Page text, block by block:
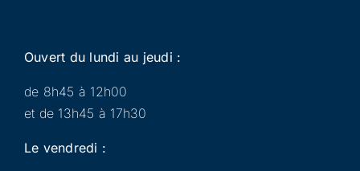
Ouvert du lundi au jeudi :
de 8h45 à 12h00
et de 13h45 à 17h30
Le vendredi :